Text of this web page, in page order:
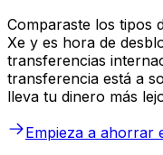
Comparaste los tipos
Xe y es hora de
transferencias
transferencia está a
lleva tu dinero más
Empieza a ahorrar